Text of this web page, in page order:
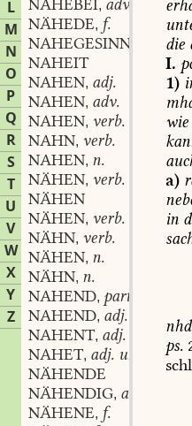
L
M
N
O
P
Q
R
S
T
U
V
W
X
Y
Z
NAHEBEI, adv.
NÄHEDE, f.
NAHEGESINNT
partic.
NAHEIT
NAHEN, adj.
NAHEN, adv.
NAHEN, verb.
NAHN, verb.
NAHEN, n.
NÄHEN, verb.
NÄHEN
NÄHEN, verb.
NÄHN, verb.
NÄHEN, n.
NÄHN, n.
NAHEND, partic.
NAHEND, adj. und adv.
NAHENT, adj. und adv.
NAHET, adj. und adv.
NÄHENDE
NÄHENDIG, adj.
NÄHENE, f.
die
I.
1)
wie
a)
in
ps.